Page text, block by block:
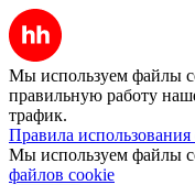
Мы используем файлы
правильную работу
трафик.
Правила
Мы используем файлы
файлов cookie